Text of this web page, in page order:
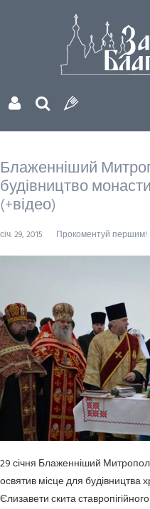
Блаженніший
будівництво
(+відео)
січ. 29, 2015 Прокоментуй першим!
29 січня Блаженніший
освятив місце для
Єлизавети скита